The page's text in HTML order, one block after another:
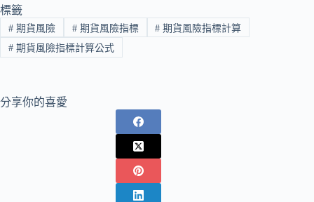
ok r
標籤
#期貨風險 #期貨風險指標 # 期貨風險指標計算
#期貨風險指標計算公式
分享你的喜愛